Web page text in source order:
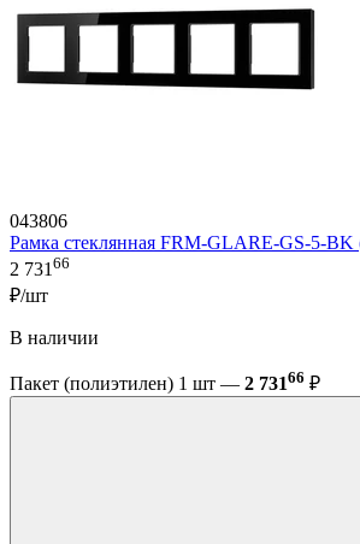
043806
Рамка стеклянная FRM-GLARE-GS-5-
2 73166
₽/шт
В наличии
Пакет (полиэтилен) 1 шт — 2 73166 ₽